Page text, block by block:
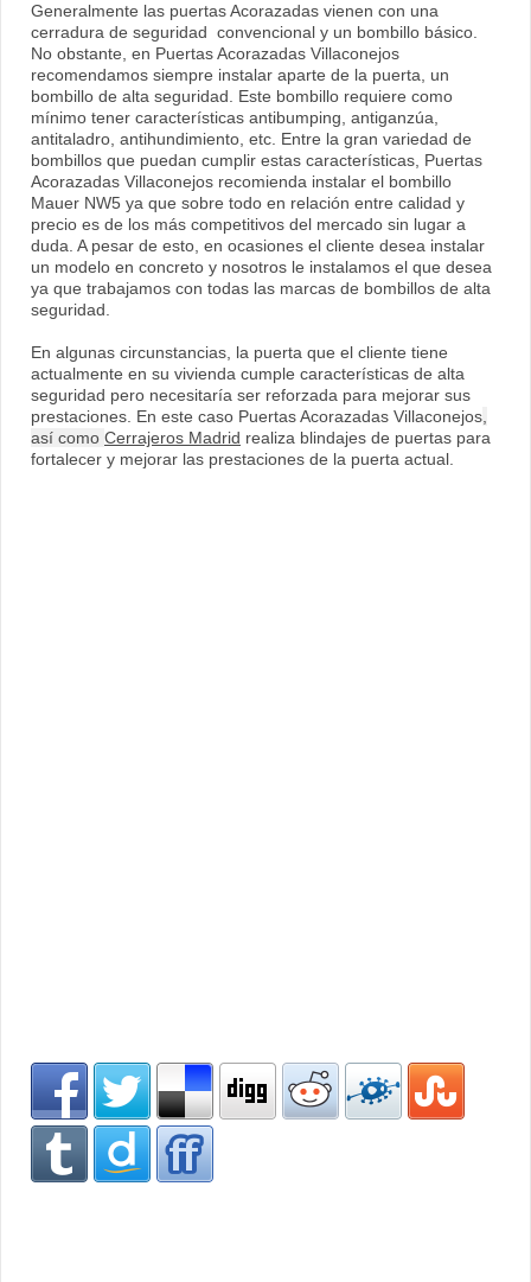
Generalmente las puertas Acorazadas vienen con una
cerradura de seguridad convencional y un bombillo básico.
No obstante, en Puertas Acorazadas Villaconejos
recomendamos siempre instalar aparte de la puerta, un
bombillo de alta seguridad. Este bombillo requiere como
mínimo tener características antibumping, antiganzúa,
antitaladro, antihundimiento, etc. Entre la gran variedad de
bombillos que puedan cumplir estas características, Puertas
Acorazadas Villaconejos recomienda instalar el bombillo
Mauer NW5 ya que sobre todo en relación entre calidad y
precio es de los más competitivos del mercado sin lugar a
duda. A pesar de esto, en ocasiones el cliente desea instalar
un modelo en concreto y nosotros le instalamos el que desea
ya que trabajamos con todas las marcas de bombillos de alta
seguridad.
En algunas circunstancias, la puerta que el cliente tiene
actualmente en su vivienda cumple características de alta
seguridad pero necesitaría ser reforzada para mejorar sus
prestaciones. En este caso Puertas Acorazadas Villaconejos,
así como Cerrajeros Madrid realiza blindajes de puertas para
fortalecer y mejorar las prestaciones de la puerta actual.